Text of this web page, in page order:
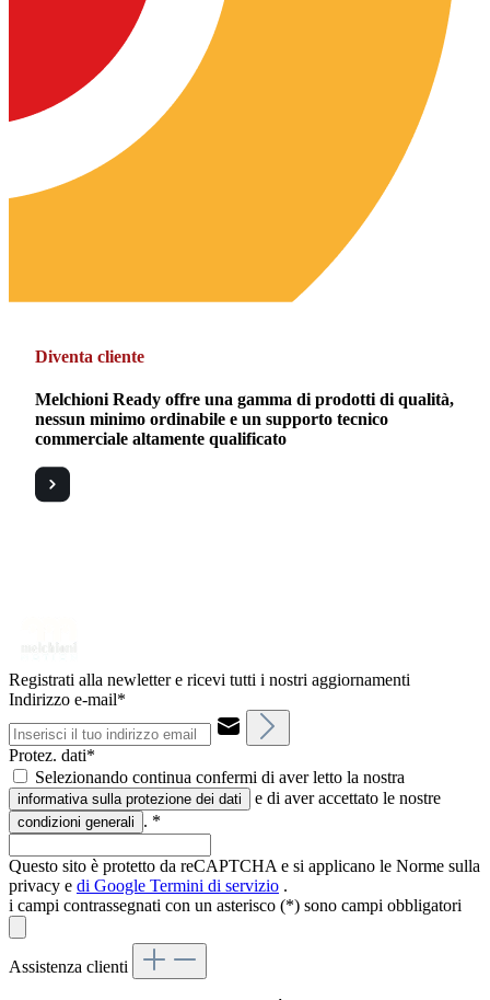
Diventa cliente
Melchioni Ready offre una gamma di prodotti di qualità,
nessun minimo ordinabile e un supporto tecnico
commerciale altamente qualificato
Registrati alla newletter e ricevi tutti i nostri aggiornamenti
Indirizzo e-mail*
Protez. dati*
Selezionando continua confermi di aver letto la nostra
informativa sulla protezione dei dati e di aver accettato le nostre
condizioni generali . *
Questo sito è protetto da reCAPTCHA e si applicano le Norme sulla
privacy e di Google Termini di servizio .
i campi contrassegnati con un asterisco (*) sono campi obbligatori
Assistenza clienti